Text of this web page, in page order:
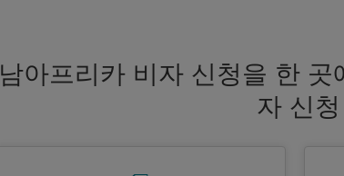
남아프리카 비자 신청을 한 곳
자 신